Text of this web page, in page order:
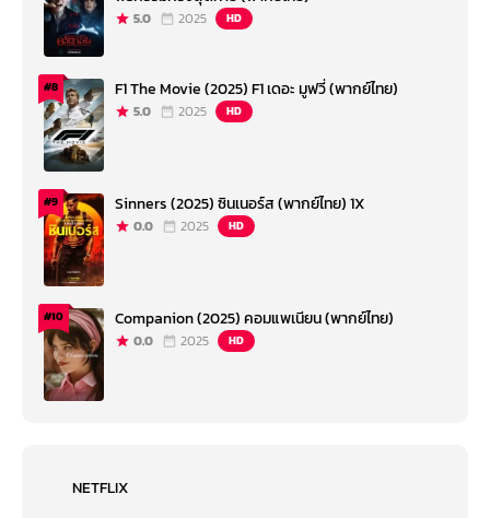
5.0 2025 HD
#8 F1 The Movie (2025) F1 เดอะ มูฟวี่ (พากย์ไทย)
5.0 2025 HD
#9 Sinners (2025) ซินเนอร์ส (พากย์ไทย) 1X
0.0 2025 HD
#10 Companion (2025) คอมแพเนียน (พากย์ไทย)
0.0 2025 HD
NETFLIX